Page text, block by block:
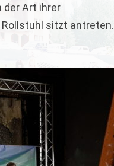
der Art ihrer
sitzt antreten.